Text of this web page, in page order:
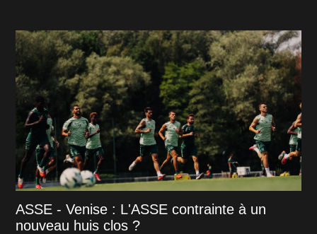
ASSE - Venise : L'ASSE contrainte à un
nouveau huis clos ?